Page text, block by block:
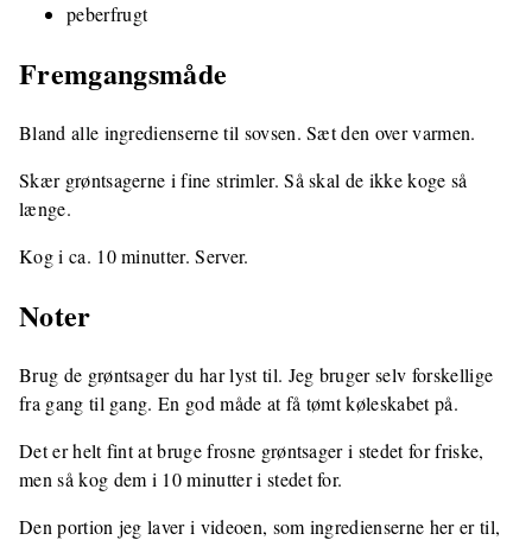
peberfrugt
Fremgangsmåde
Bland alle ingredienserne til sovsen. Sæt den over varmen.
Skær grøntsagerne i fine strimler. Så skal de ikke koge så
længe.
Kog i ca. 10 minutter. Server.
Noter
Brug de grøntsager du har lyst til. Jeg bruger selv forskellige
fra gang til gang. En god måde at få tømt køleskabet på.
Det er helt fint at bruge frosne grøntsager i stedet for friske,
men så kog dem i 10 minutter i stedet for.
Den portion jeg laver i videoen, som ingredienserne her er til,